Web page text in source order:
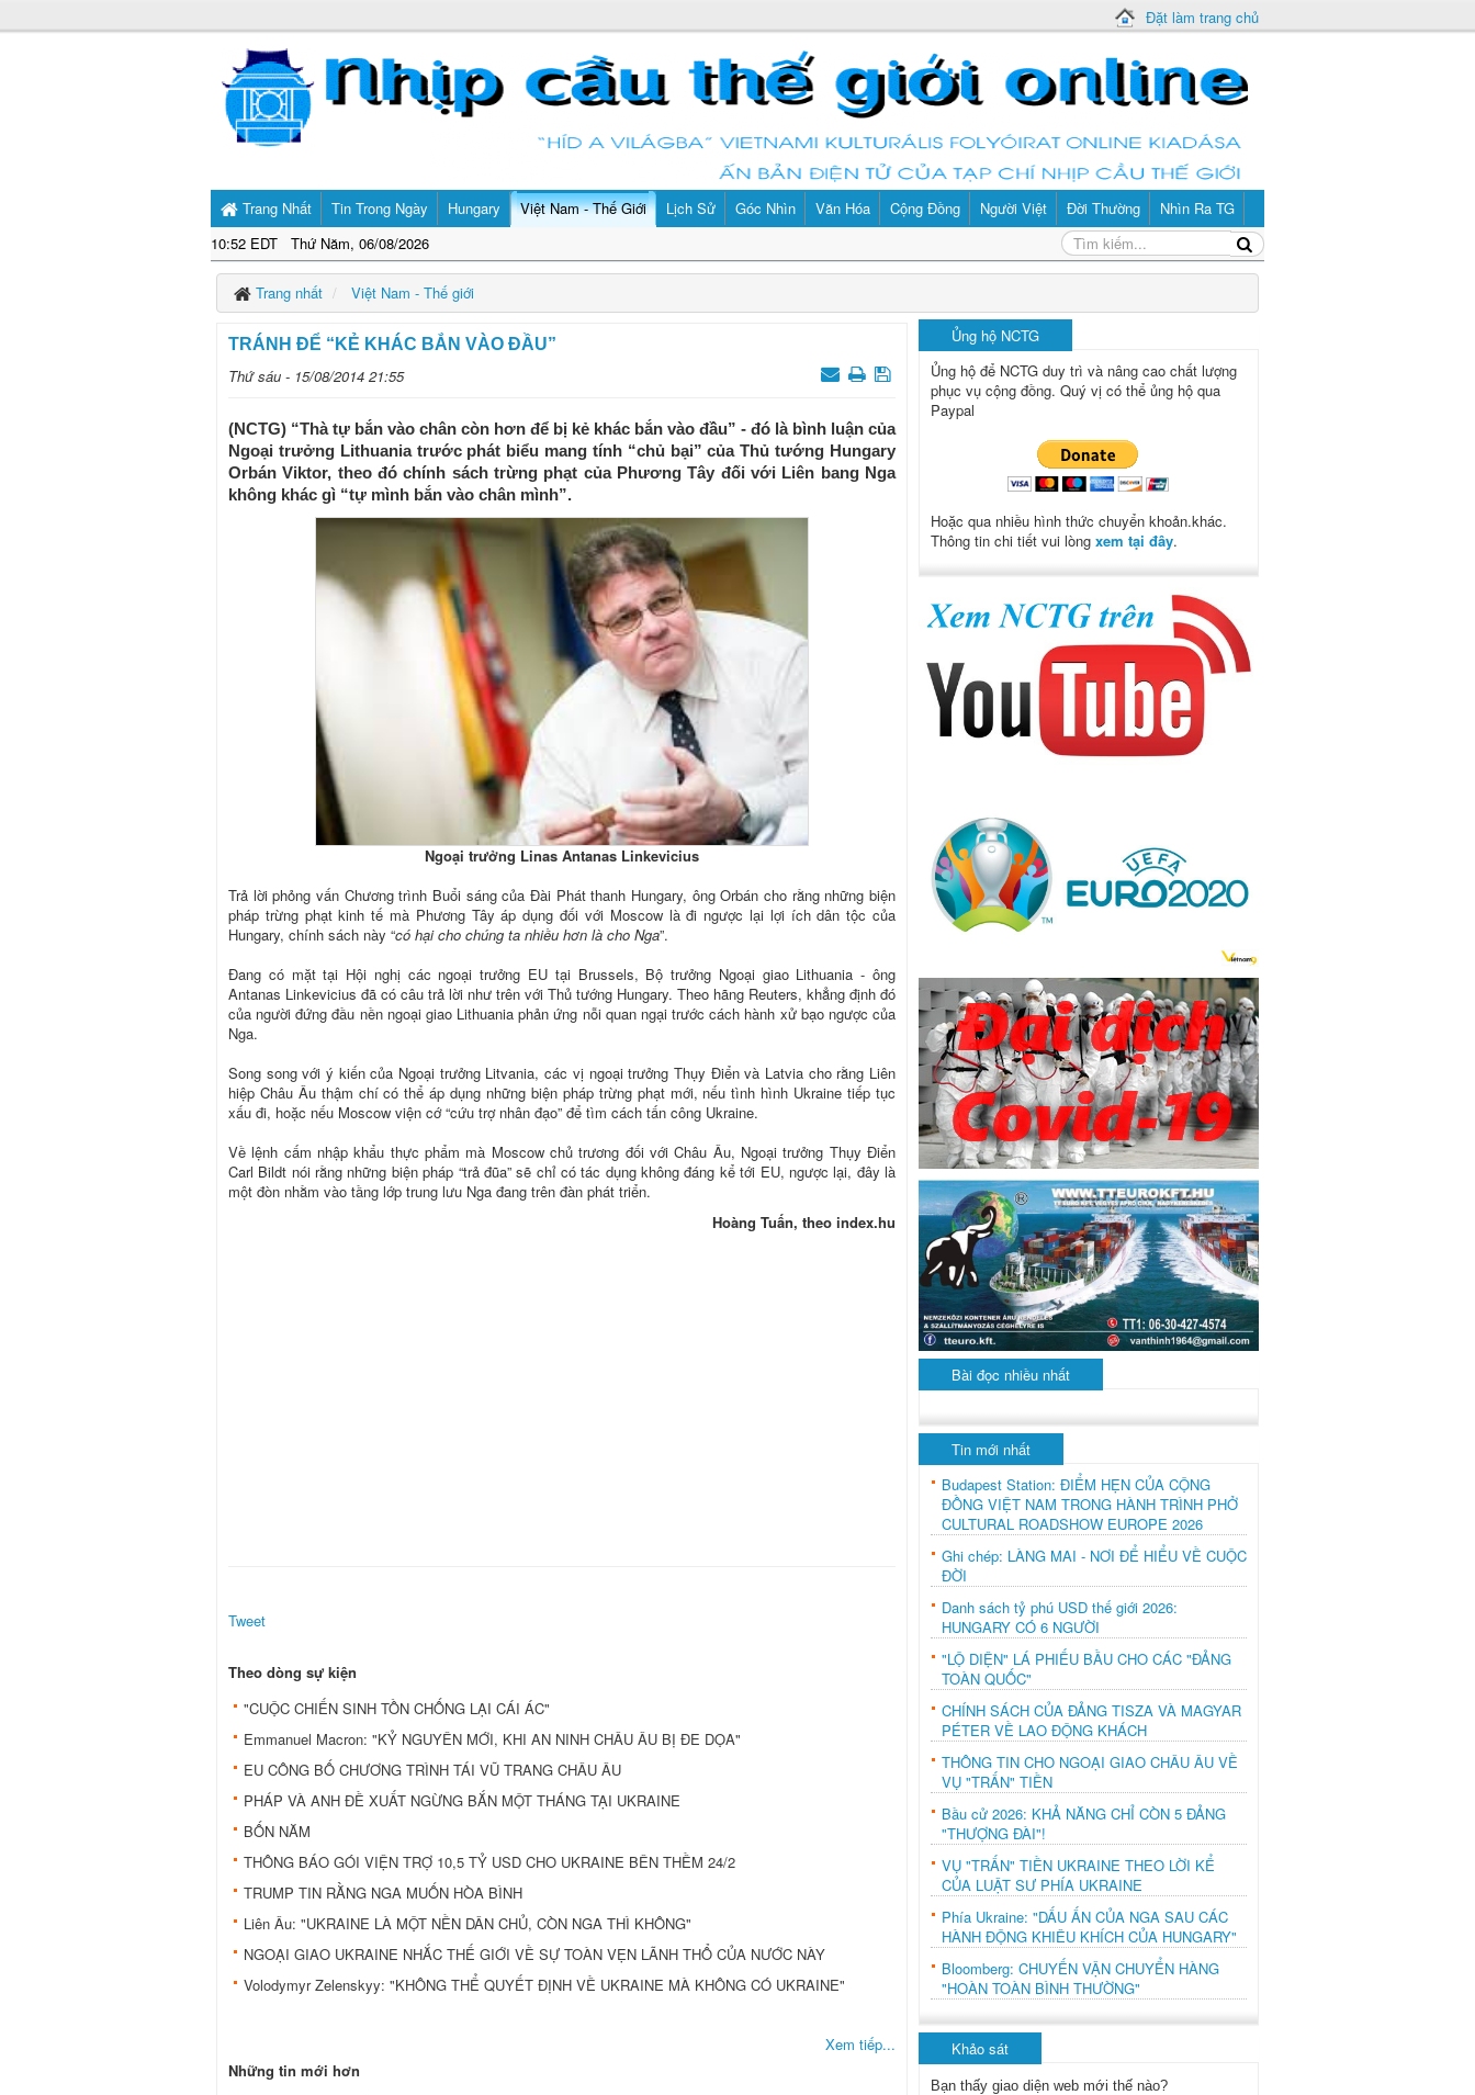
Đặt làm trang chủ
Trang Nhất
10:52 EDT Thứ Năm, 06/08/2026
Tin Trong Ngày Hungary Việt Nam - Thế Giới Lịch Sử Góc Nhìn Văn Hóa Cộng Đồng Người Việt Đời Thường Nhìn Ra TG
Trang nhất Việt Nam - Thế giới
TRÁNH ĐỂ “KẺ KHÁC BẮN VÀO ĐẦU”
Thứ sáu - 15/08/2014 21:55
(NCTG) “Thà tự bắn vào chân còn hơn để bị kẻ khác bắn vào đầu” - đó là bình luận của
Ngoại trưởng Lithuania trước phát biểu mang tính “chủ bại” của Thủ tướng Hungary
Orbán Viktor, theo đó chính sách trừng phạt của Phương Tây đối với Liên bang Nga
không khác gì “tự mình bắn vào chân mình”.
Ngoại trưởng Linas Antanas Linkevicius
Trả lời phỏng vấn Chương trình Buổi sáng của Đài Phát thanh Hungary, ông Orbán cho rằng những biện
pháp trừng phạt kinh tế mà Phương Tây áp dụng đối với Moscow là đi ngược lại lợi ích dân tộc của
Hungary, chính sách này “có hại cho chúng ta nhiều hơn là cho Nga”.
Đang có mặt tại Hội nghị các ngoại trưởng EU tại Brussels, Bộ trưởng Ngoại giao Lithuania - ông
Antanas Linkevicius đã có câu trả lời như trên với Thủ tướng Hungary. Theo hãng Reuters, khẳng định đó
của người đứng đầu nền ngoại giao Lithuania phản ứng nỗi quan ngại trước cách hành xử bạo ngược của
Nga.
Song song với ý kiến của Ngoại trưởng Litvania, các vị ngoại trưởng Thụy Điển và Latvia cho rằng Liên
hiệp Châu Âu thậm chí có thể áp dụng những biện pháp trừng phạt mới, nếu tình hình Ukraine tiếp tục
xấu đi, hoặc nếu Moscow viện cớ “cứu trợ nhân đạo” để tìm cách tấn công Ukraine.
Về lệnh cấm nhập khẩu thực phẩm mà Moscow chủ trương đối với Châu Âu, Ngoại trưởng Thụy Điển
Carl Bildt nói rằng những biện pháp “trả đũa” sẽ chỉ có tác dụng không đáng kể tới EU, ngược lại, đây là
một đòn nhằm vào tầng lớp trung lưu Nga đang trên đàn phát triển.
Hoàng Tuấn, theo index.hu
Tweet
Theo dòng sự kiện
"CUỘC CHIẾN SINH TỒN CHỐNG LẠI CÁI ÁC"
Emmanuel Macron: "KỶ NGUYÊN MỚI, KHI AN NINH CHÂU ÂU BỊ ĐE DỌA"
EU CÔNG BỐ CHƯƠNG TRÌNH TÁI VŨ TRANG CHÂU ÂU
PHÁP VÀ ANH ĐỀ XUẤT NGỪNG BẮN MỘT THÁNG TẠI UKRAINE
BỐN NĂM
THÔNG BÁO GÓI VIỆN TRỢ 10,5 TỶ USD CHO UKRAINE BÊN THỀM 24/2
TRUMP TIN RẰNG NGA MUỐN HÒA BÌNH
Liên Âu: "UKRAINE LÀ MỘT NỀN DÂN CHỦ, CÒN NGA THÌ KHÔNG"
NGOẠI GIAO UKRAINE NHẮC THẾ GIỚI VỀ SỰ TOÀN VẸN LÃNH THỔ CỦA NƯỚC NÀY
Volodymyr Zelenskyy: "KHÔNG THỂ QUYẾT ĐỊNH VỀ UKRAINE MÀ KHÔNG CÓ UKRAINE"
Xem tiếp...
Những tin mới hơn
Ủng hộ NCTG
Ủng hộ để NCTG duy trì và nâng cao chất lượng
phục vụ cộng đồng. Quý vị có thể ủng hộ qua
Paypal
Hoặc qua nhiều hình thức chuyển khoản.khác.
Thông tin chi tiết vui lòng xem tại đây.
Bài đọc nhiều nhất
Tin mới nhất
Budapest Station: ĐIỂM HẸN CỦA CỘNG
ĐỒNG VIỆT NAM TRONG HÀNH TRÌNH PHỞ
CULTURAL ROADSHOW EUROPE 2026
Ghi chép: LÀNG MAI - NƠI ĐỂ HIỂU VỀ CUỘC
ĐỜI
Danh sách tỷ phú USD thế giới 2026:
HUNGARY CÓ 6 NGƯỜI
"LỘ DIỆN" LÁ PHIẾU BẦU CHO CÁC "ĐẢNG
TOÀN QUỐC"
CHÍNH SÁCH CỦA ĐẢNG TISZA VÀ MAGYAR
PÉTER VỀ LAO ĐỘNG KHÁCH
THÔNG TIN CHO NGOẠI GIAO CHÂU ÂU VỀ
VỤ "TRẤN" TIỀN
Bầu cử 2026: KHẢ NĂNG CHỈ CÒN 5 ĐẢNG
"THƯỢNG ĐÀI"!
VỤ "TRẤN" TIỀN UKRAINE THEO LỜI KỂ
CỦA LUẬT SƯ PHÍA UKRAINE
Phía Ukraine: "DẤU ẤN CỦA NGA SAU CÁC
HÀNH ĐỘNG KHIÊU KHÍCH CỦA HUNGARY"
Bloomberg: CHUYẾN VẬN CHUYỂN HÀNG
"HOÀN TOÀN BÌNH THƯỜNG"
Khảo sát
Bạn thấy giao diện web mới thế nào?